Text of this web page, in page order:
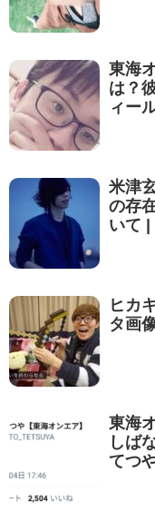
東海
は？
ィー
米津
の存
いて |
ヒカ
タ画
東海
しば
てつ